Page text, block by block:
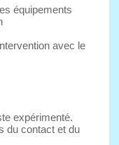
équipements
avec le
expérimenté.
du contact et du